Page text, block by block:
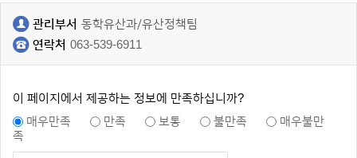
관리부서 동학유산과/유산정책팀
연락처 063-539-6911
이 페이지에서 제공하는 정보에 만족하십니까?
매우만족
만족 보통 불만족
매우불만
족